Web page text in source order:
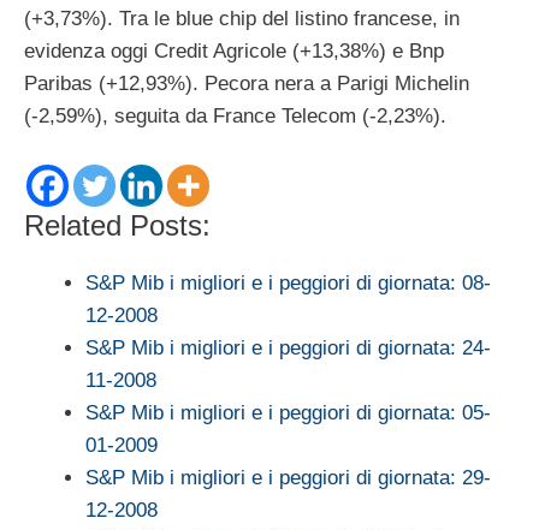
(+3,73%). Tra le blue chip del listino francese, in
evidenza oggi Credit Agricole (+13,38%) e Bnp
Paribas (+12,93%). Pecora nera a Parigi Michelin
(-2,59%), seguita da France Telecom (-2,23%).
Related Posts:
S&P Mib i migliori e i peggiori di giornata: 08-
12-2008
S&P Mib i migliori e i peggiori di giornata: 24-
11-2008
S&P Mib i migliori e i peggiori di giornata: 05-
01-2009
S&P Mib i migliori e i peggiori di giornata: 29-
12-2008